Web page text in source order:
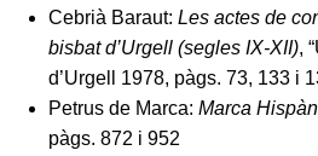
Cebrià Baraut: Les actes de
bisbat d’Urgell (segles IX-XII),
d’Urgell 1978, pàgs. 73, 133 i
Petrus de Marca: Marca
pàgs. 872 i 952